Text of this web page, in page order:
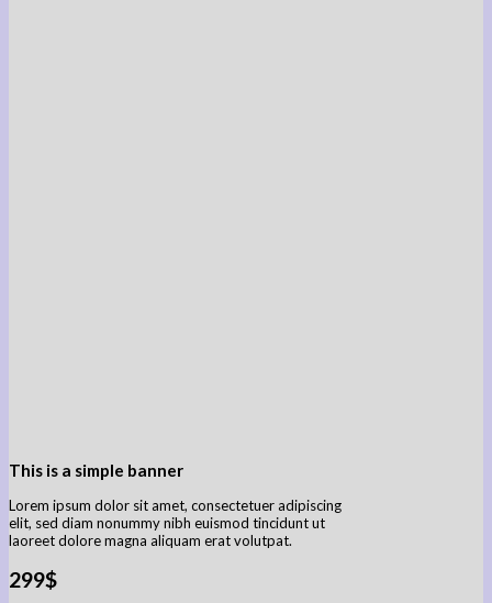
This is a simple banner
Lorem ipsum dolor sit amet, consectetuer adipiscing
elit, sed diam nonummy nibh euismod tincidunt ut
laoreet dolore magna aliquam erat volutpat.
299$